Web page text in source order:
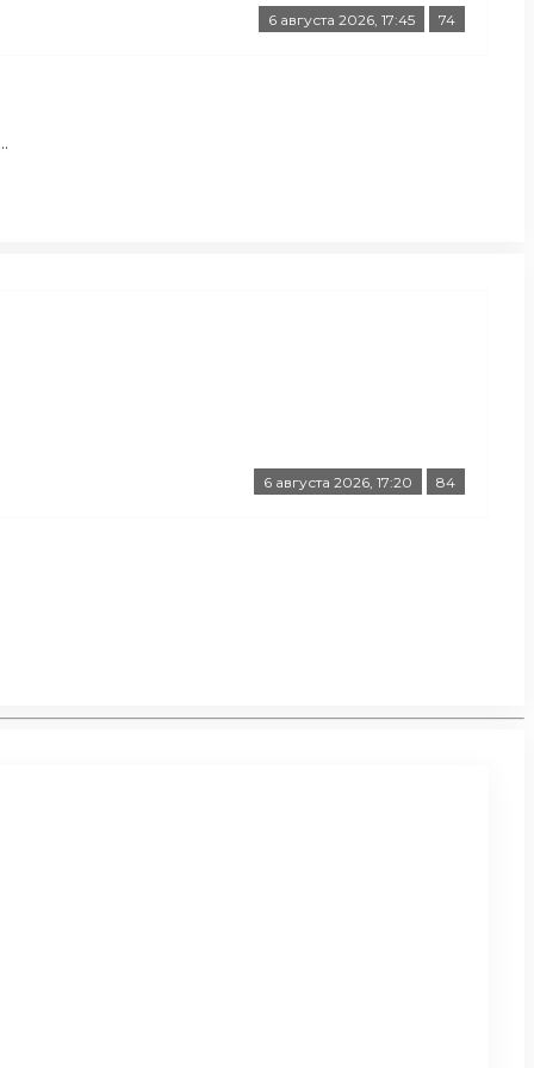
6 августа 2026, 17:45 74
6 августа 2026, 17:20 84